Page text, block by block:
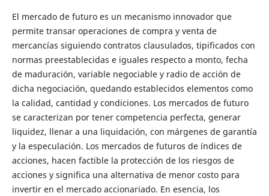
El mercado de futuro es un mecanismo innovador que
permite transar operaciones de compra y venta de
mercancías siguiendo contratos clausulados, tipificados con
normas preestablecidas e iguales respecto a monto, fecha
de maduración, variable negociable y radio de acción de
dicha negociación, quedando establecidos elementos como
la calidad, cantidad y condiciones. Los mercados de futuro
se caracterizan por tener competencia perfecta, generar
liquidez, llenar a una liquidación, con márgenes de garantía
y la especulación. Los mercados de futuros de índices de
acciones, hacen factible la protección de los riesgos de
acciones y significa una alternativa de menor costo para
invertir en el mercado accionariado. En esencia, los